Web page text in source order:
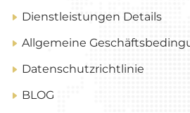
Dienstleistungen Details
Allgemeine
Datenschutzrichtlinie
BLOG